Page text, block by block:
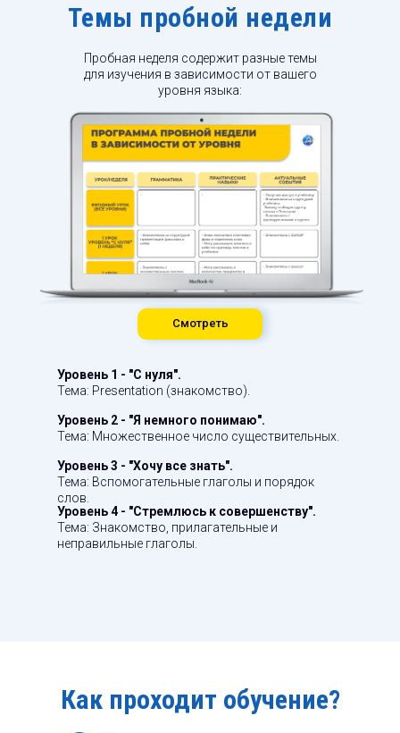
Уровень 1 - "С нуля".
Тема: Presentation (знакомство).
Темы пробной недели
Уровень 2 - "Я немного понимаю".
Тема: Множественное число существительных.
Уровень 3 - "Хочу все знать".
Тема: Вспомогательные глаголы и порядок
слов.
Уровень 4 - "Стремлюсь к совершенству".
Тема: Знакомство, прилагательные и
неправильные глаголы.
Смотреть
Пробная неделя содержит разные темы
для изучения в зависимости от вашего
уровня языка:
Как проходит обучение?